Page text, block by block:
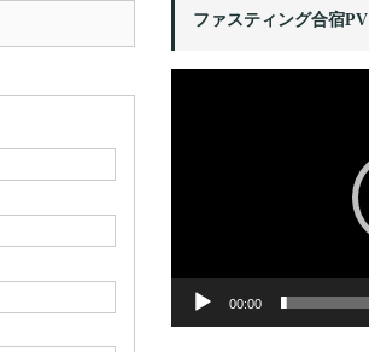
ファスティング合宿PV
00:00